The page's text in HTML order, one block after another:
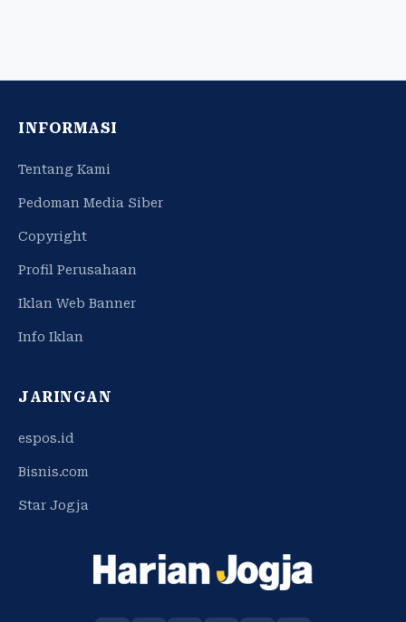
INFORMASI
Tentang Kami
Pedoman Media Siber
Copyright
Profil Perusahaan
Iklan Web Banner
Info Iklan
JARINGAN
espos.id
Bisnis.com
Star Jogja